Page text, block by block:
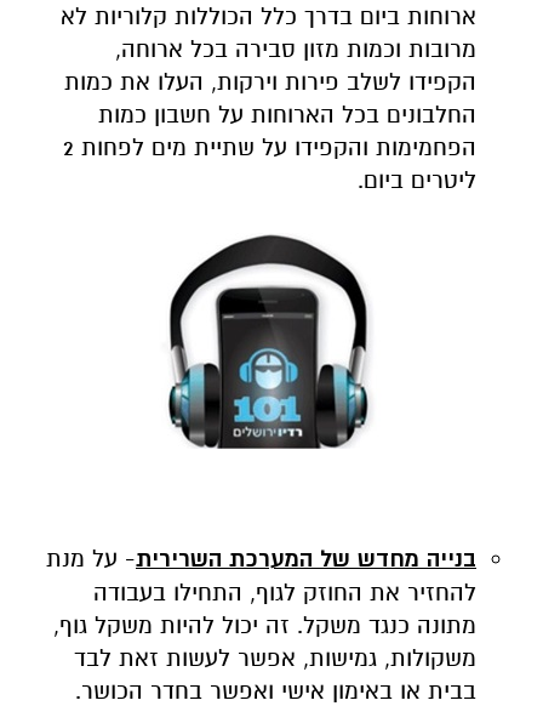
ארוחות ביום בדרך כלל הכוללות קלוריות לא
מרובות וכמות מזון סבירה בכל ארוחה,
הקפידו לשלב פירות וירקות, העלו את כמות
החלבונים בכל הארוחות על חשבון כמות
הפחמימות והקפידו על שתיית מים לפחות 2
ליטרים ביום.
בנייה מחדש של המערכת השרירית- על מנת
להחזיר את החוזק לגוף, התחילו בעבודה
מתונה כנגד משקל. זה יכול להיות משקל גוף,
משקולות, גמישות, אפשר לעשות זאת לבד
בבית או באימון אישי ואפשר בחדר הכושר.